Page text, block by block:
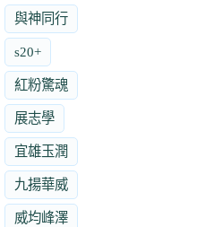
與神同行
s20+
紅粉驚魂
展志學
宜雄玉潤
九揚華威
威均峰澤